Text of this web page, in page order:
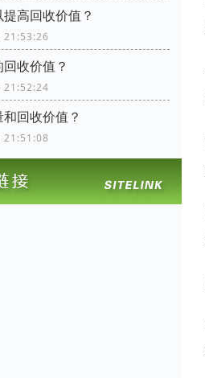
高回收价值？
21:53:26
收价值？
21:52:24
回收价值？